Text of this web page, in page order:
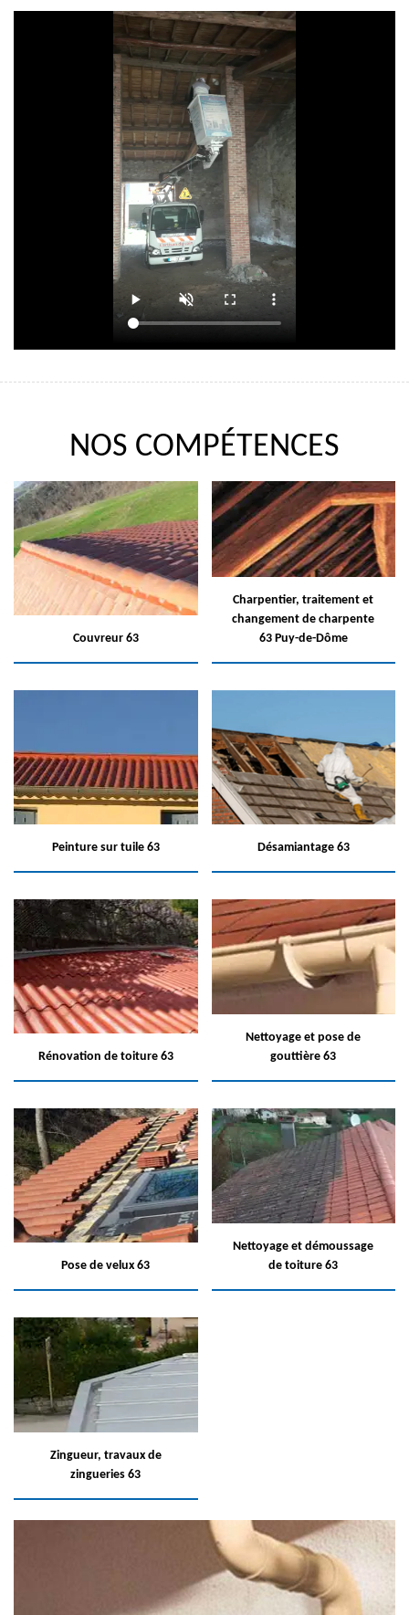
NOS COMPÉTENCES
Couvreur 63
Charpentier, traitement et
changement de charpente
63 Puy-de-Dôme
Peinture sur tuile 63 Désamiantage 63
Rénovation de toiture 63
Nettoyage et pose de
gouttière 63
Pose de velux 63
Nettoyage et démoussage
de toiture 63
Zingueur, travaux de
zingueries 63